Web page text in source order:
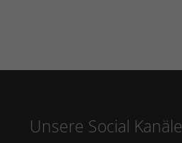
Unsere Social Kanäle